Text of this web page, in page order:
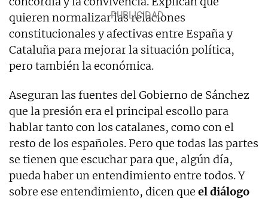
quieren normalizar las relaciones
constitucionales y afectivas entre España y
Cataluña para mejorar la situación política,
pero también la económica.
Aseguran las fuentes del Gobierno de Sánchez
que la presión era el principal escollo para
hablar tanto con los catalanes, como con el
resto de los españoles. Pero que todas las partes
se tienen que escuchar para que, algún día,
pueda haber un entendimiento entre todos. Y
sobre ese entendimiento, dicen que el diálogo